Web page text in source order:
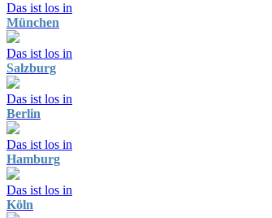
Das ist los in
München
Das ist los in
Salzburg
Das ist los in
Berlin
Das ist los in
Hamburg
Das ist los in
Köln